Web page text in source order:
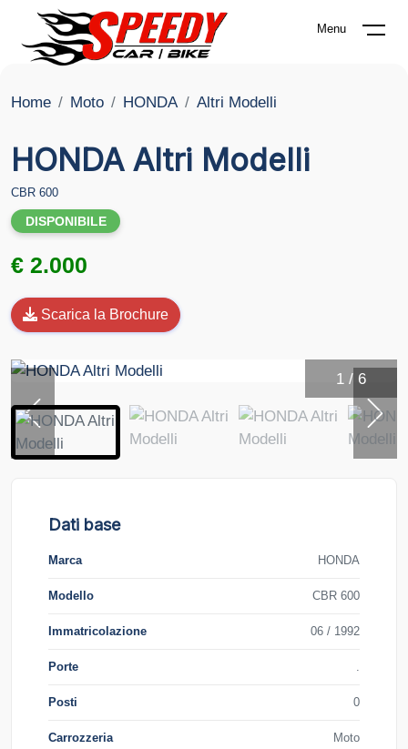
Menu
Home Moto HONDA Altri Modelli
HONDA Altri Modelli
CBR 600
DISPONIBILE
€ 2.000
Scarica la Brochure
1 / 6
Dati base
Marca HONDA
Modello CBR 600
Immatricolazione 06 / 1992
Porte .
Posti 0
Carrozzeria Moto